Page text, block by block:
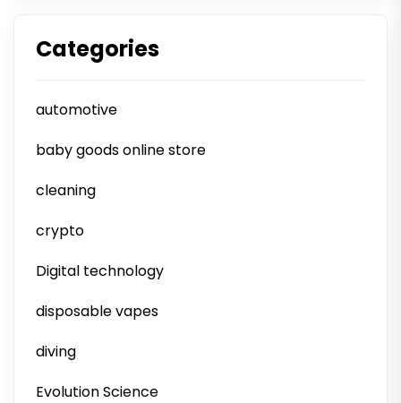
Categories
automotive
baby goods online store
cleaning
crypto
Digital technology
disposable vapes
diving
Evolution Science